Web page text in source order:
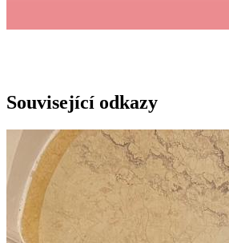
Související odkazy